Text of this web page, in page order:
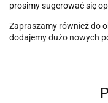
prosimy sugerować się
Zapraszamy również do
dodajemy dużo nowych